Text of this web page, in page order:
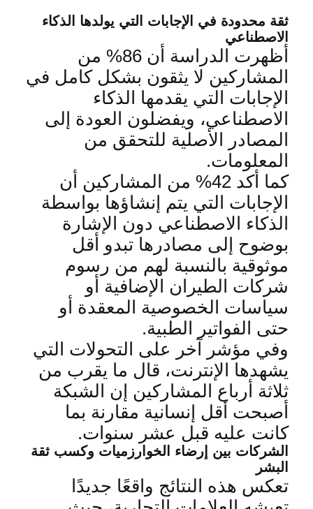
ثقة محدودة في الإجابات التي يولدها الذكاء
الاصطناعي
أظهرت الدراسة أن 86% من
المشاركين لا يثقون بشكل كامل في
الإجابات التي يقدمها الذكاء
الاصطناعي، ويفضلون العودة إلى
المصادر الأصلية للتحقق من
المعلومات.
كما أكد 42% من المشاركين أن
الإجابات التي يتم إنشاؤها بواسطة
الذكاء الاصطناعي دون الإشارة
بوضوح إلى مصادرها تبدو أقل
موثوقية بالنسبة لهم من رسوم
شركات الطيران الإضافية أو
سياسات الخصوصية المعقدة أو
حتى الفواتير الطبية.
وفي مؤشر آخر على التحولات التي
يشهدها الإنترنت، قال ما يقرب من
ثلاثة أرباع المشاركين إن الشبكة
أصبحت أقل إنسانية مقارنة بما
كانت عليه قبل عشر سنوات.
الشركات بين إرضاء الخوارزميات وكسب ثقة
البشر
تعكس هذه النتائج واقعًا جديدًا